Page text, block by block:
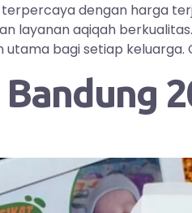
dengan harga
layanan aqiqah
bagi setiap keluarga.